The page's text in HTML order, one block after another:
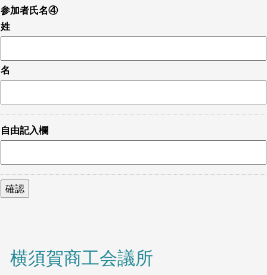
参加者氏名④
姓
名
自由記入欄
横須賀商工会議所